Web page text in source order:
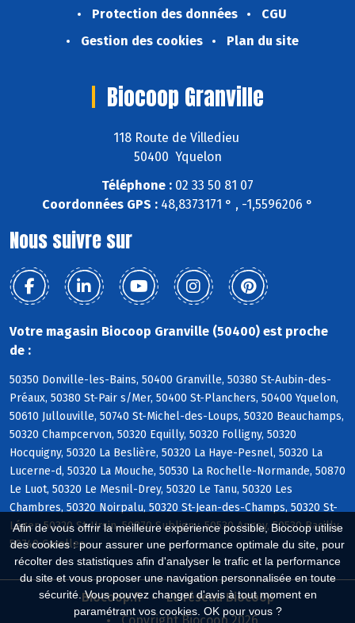
Afin de vous offrir la meilleure expérience possible, Biocoop utilise
des cookies : pour assurer une performance optimale du site, pour
récolter des statistiques afin d'analyser le trafic et la performance
du site et vous proposer une navigation personnalisée en toute
sécurité. Vous pouvez changer d'avis à tout moment en
paramétrant vos cookies. OK pour vous ?
Protection des données
CGU
Gestion des cookies
Plan du site
Biocoop Granville
118 Route de Villedieu
50400 Yquelon
Téléphone : 02 33 50 81 07
Coordonnées GPS : 48,8373171 ° , -1,5596206 °
Nous suivre sur
Votre magasin Biocoop Granville (50400) est proche
de :
50350 Donville-les-Bains, 50400 Granville, 50380 St-Aubin-des-
Préaux, 50380 St-Pair s/Mer, 50400 St-Planchers, 50400 Yquelon,
50610 Jullouville, 50740 St-Michel-des-Loups, 50320 Beauchamps,
50320 Champcervon, 50320 Equilly, 50320 Folligny, 50320
Hocquigny, 50320 La Beslière, 50320 La Haye-Pesnel, 50320 La
Lucerne-d, 50320 La Mouche, 50530 La Rochelle-Normande, 50870
Le Luot, 50320 Le Mesnil-Drey, 50320 Le Tanu, 50320 Les
Chambres, 50320 Noirpalu, 50320 St-Jean-des-Champs, 50320 St-
Léger, 50320 St-Ursin, 50870 Subligny, 50530 Angey, 50530 Bacilly,
50740 Carolles
Biocoop.fr
Le réseau Biocoop